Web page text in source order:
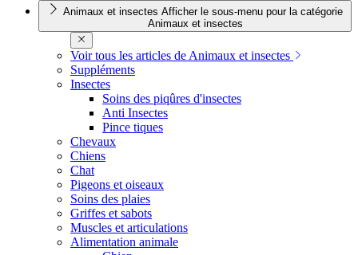
Animaux et insectes Afficher le sous-menu pour la catégorie
Animaux et insectes
Voir tous les articles de Animaux et insectes
Suppléments
Insectes
Soins des piqûres d'insectes
Anti Insectes
Pince tiques
Chevaux
Chiens
Chat
Pigeons et oiseaux
Soins des plaies
Griffes et sabots
Muscles et articulations
Alimentation animale